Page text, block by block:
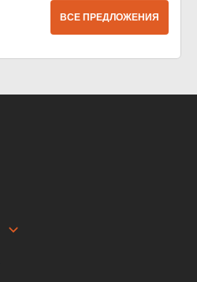
ВСЕ ПРЕДЛОЖЕНИЯ